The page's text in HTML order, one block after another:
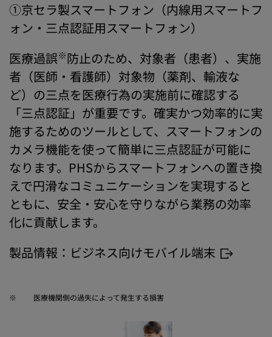
①京セラ製スマートフォン（内線用スマートフ
ォン・三点認証用スマートフォン）
医療過誤※防止のため、対象者（患者）、実施
者（医師・看護師）対象物（薬剤、輸液な
ど）の三点を医療行為の実施前に確認する
「三点認証」が重要です。確実かつ効率的に実
施するためのツールとして、スマートフォンの
カメラ機能を使って簡単に三点認証が可能に
なります。PHSからスマートフォンへの置き換
えで円滑なコミュニケーションを実現すると
ともに、安全・安心を守りながら業務の効率
化に貢献します。
製品情報： ビジネス向けモバイル端末
※ 医療機関側の過失によって発生する損害